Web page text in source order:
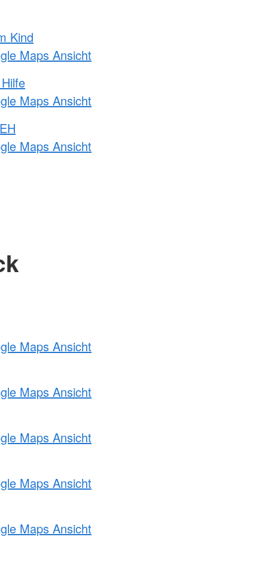
Kind
Maps Ansicht
Maps Ansicht
Maps Ansicht
Maps Ansicht
Maps Ansicht
Maps Ansicht
Maps Ansicht
Maps Ansicht